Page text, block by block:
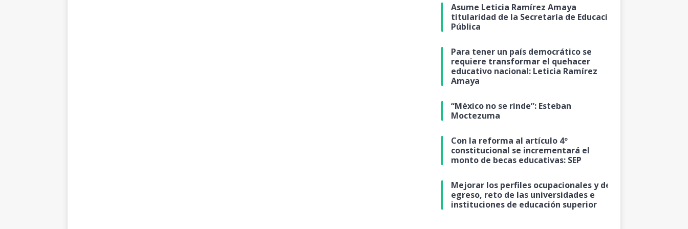
Asume Leticia Ramírez Amaya
titularidad de la Secretaría de Educación
Pública
Para tener un país democrático se
requiere transformar el quehacer
educativo nacional: Leticia Ramírez
Amaya
“México no se rinde”: Esteban
Moctezuma
Con la reforma al artículo 4º
constitucional se incrementará el
monto de becas educativas: SEP
Mejorar los perfiles ocupacionales y de
egreso, reto de las universidades e
instituciones de educación superior